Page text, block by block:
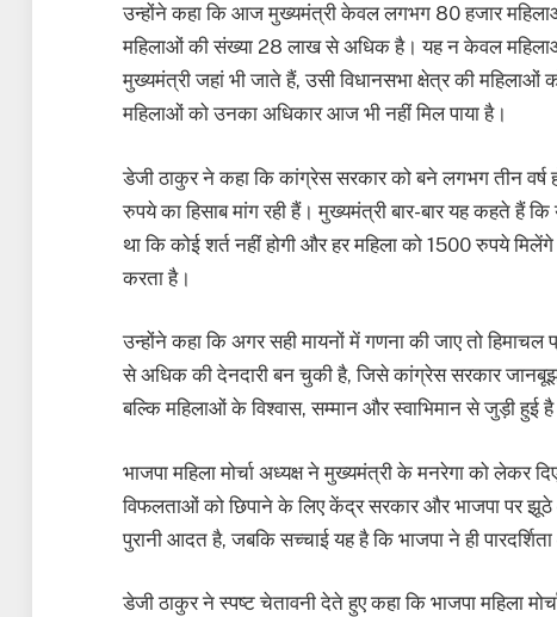
उन्होंने कहा कि आज मुख्यमंत्री केवल लगभग 80 हजार
महिलाओं की संख्या 28 लाख से अधिक है। यह न केवल
मुख्यमंत्री जहां भी जाते हैं, उसी विधानसभा क्षेत्र की
महिलाओं को उनका अधिकार आज भी नहीं मिल पाया है।
डेजी ठाकुर ने कहा कि कांग्रेस सरकार को बने लगभग तीन
रुपये का हिसाब मांग रही हैं। मुख्यमंत्री बार-बार यह कहते हैं
था कि कोई शर्त नहीं होगी और हर महिला को 1500 रुपये
करता है।
उन्होंने कहा कि अगर सही मायनों में गणना की जाए तो
से अधिक की देनदारी बन चुकी है, जिसे कांग्रेस सरकार
बल्कि महिलाओं के विश्वास, सम्मान और स्वाभिमान से जुड़ी हुई
भाजपा महिला मोर्चा अध्यक्ष ने मुख्यमंत्री के मनरेगा को लेकर
विफलताओं को छिपाने के लिए केंद्र सरकार और भाजपा पर
पुरानी आदत है, जबकि सच्चाई यह है कि भाजपा ने ही
डेजी ठाकुर ने स्पष्ट चेतावनी देते हुए कहा कि भाजपा महिला